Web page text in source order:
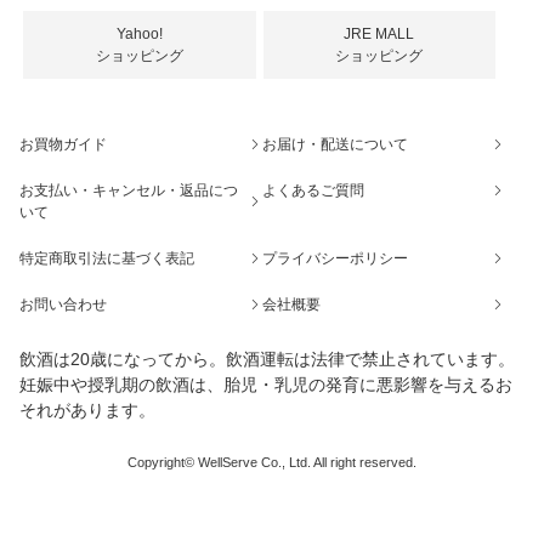
Yahoo!
ショッピング
JRE MALL
ショッピング
お買物ガイド お届け・配送について
お支払い・キャンセル・返品につ
いて
よくあるご質問
特定商取引法に基づく表記 プライバシーポリシー
お問い合わせ 会社概要
飲酒は20歳になってから。飲酒運転は法律で禁止されています。
妊娠中や授乳期の飲酒は、胎児・乳児の発育に悪影響を与えるお
それがあります。
Copyright© WellServe Co., Ltd. All right reserved.